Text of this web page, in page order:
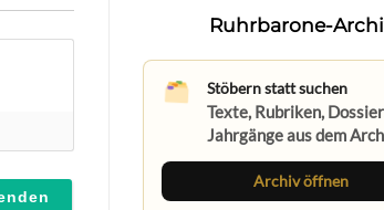
Ruhrbarone-
Stöbern statt suchen
Texte, Rubriken,
Jahrgänge aus dem
Archiv öffnen